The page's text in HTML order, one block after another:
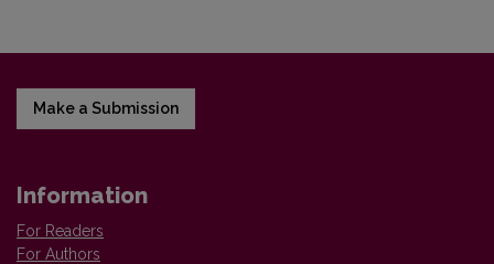
Make a Submission
Information
For Readers
For Authors